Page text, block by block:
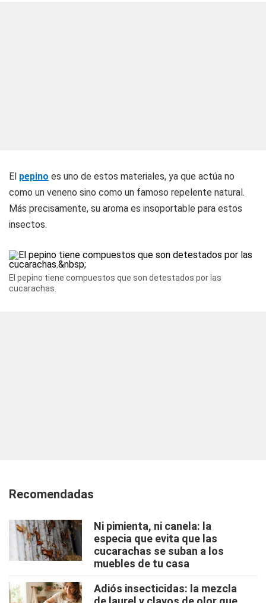
El pepino es uno de estos materiales, ya que actúa no
como un veneno sino como un famoso repelente natural.
Más precisamente, su aroma es insoportable para estos
insectos.
El pepino tiene compuestos que son detestados por las
cucarachas.
Recomendadas
Ni pimienta, ni canela: la
especia que evita que las
cucarachas se suban a los
muebles de tu casa
Adiós insecticidas: la mezcla